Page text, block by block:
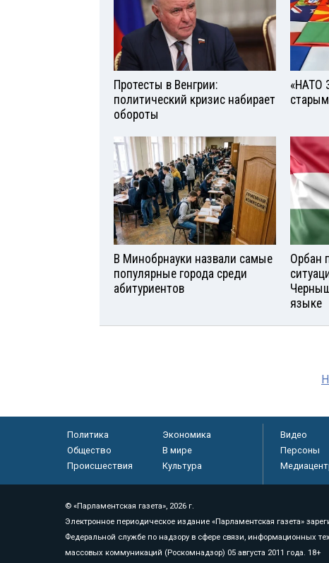
Протесты в Венгрии:
политический кризис набирает
обороты
«НАТО
В Минобрнауки назвали самые
популярные города среди
абитуриентов
Орбан
языке
Политика
Экономика
Общество
В мире
Происшествия
Культура
Видео
Персоны
© «Парламентская газета», 2026 г.
Электронное периодическое издание «Парламентская газета»
Федеральной службе по надзору в сфере связи, информационных
массовых коммуникаций (Роскомнадзор) 05 августа 2011 года. 18+